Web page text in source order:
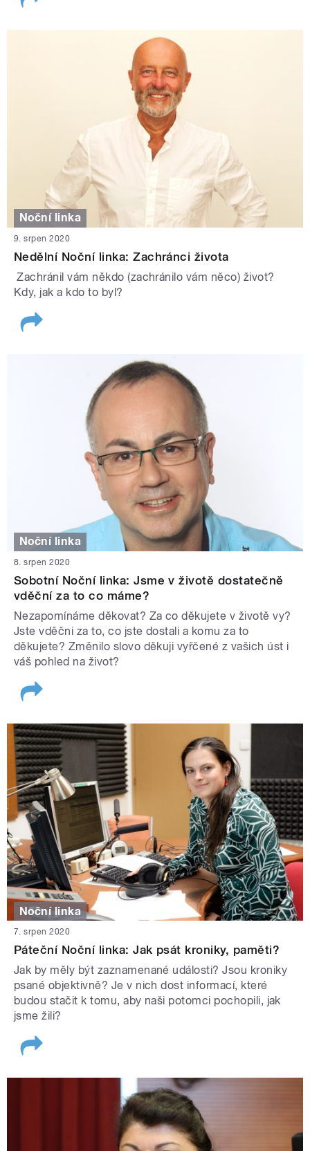
Noční linka
9. srpen 2020
Nedělní Noční linka: Zachránci života
Zachránil vám někdo (zachránilo vám něco) život?
Kdy, jak a kdo to byl?
Noční linka
8. srpen 2020
Sobotní Noční linka: Jsme v životě dostatečně
vděční za to co máme?
Nezapomínáme děkovat? Za co děkujete v životě vy?
Jste vděčni za to, co jste dostali a komu za to
děkujete? Změnilo slovo děkuji vyřčené z vašich úst i
váš pohled na život?
Noční linka
7. srpen 2020
Páteční Noční linka: Jak psát kroniky, paměti?
Jak by měly být zaznamenané události? Jsou kroniky
psané objektivně? Je v nich dost informací, které
budou stačit k tomu, aby naši potomci pochopili, jak
jsme žili?